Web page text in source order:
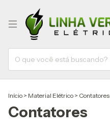
Início > Material Elétrico > Contatores
Contatores